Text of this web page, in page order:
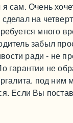
сам. Очень
на
много
забыл
ради - не
гарантии не
под
Если Вы